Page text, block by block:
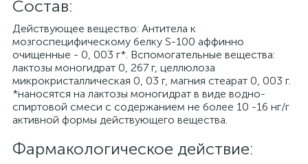
Cостав:
Действующее вещество: Антитела к
мозгоспецифическому белку S-100 аффинно
очищенные - 0, 003 г*. Вспомогательные вещества:
лактозы моногидрат 0, 267 г, целлюлоза
микрокристаллическая 0, 03 г, магния стеарат 0, 003 г.
*наносятся на лактозы моногидрат в виде водно-
спиртовой смеси с содержанием не более 10 -16 нг/г
активной формы действующего вещества.
Фармакологическое действие: